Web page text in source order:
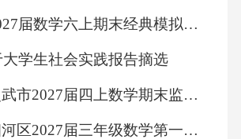
碳是主要的温室气体排放源，
化物和其他污染物也会对环境
足迹评估涵盖了从飞机制造、
吉林省2027届数学六上期末经典模拟试题含解析
大学生社会实践报告摘选
银川市灵武市2027届四上数学期末监测试题含解析
阜新市细河区2027届三年级数学第一学期期末复习检测试题含解析